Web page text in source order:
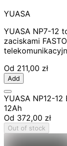
YUASA
YUASA NP7-12
zaciskami
Od 211,00 zł
Add
YUASA NP12-
12Ah
Od 372,00 zł
Out of stock